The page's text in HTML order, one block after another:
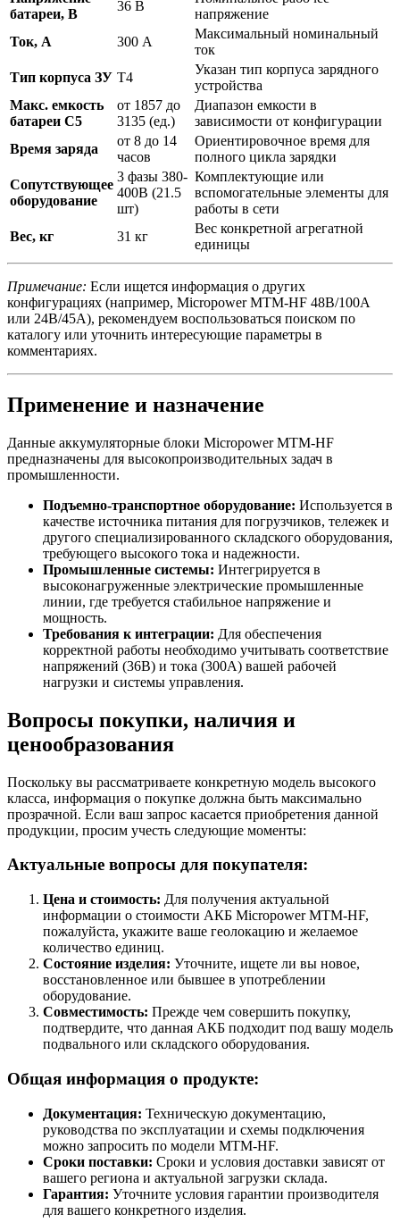
батареи, В
36 В
напряжение
Ток, А
300 А
Максимальный номинальный
ток
Тип корпуса ЗУ T4
Указан тип корпуса зарядного
устройства
Макс. емкость
батареи С5
от 1857 до
3135 (ед.)
Диапазон емкости в
зависимости от конфигурации
Время заряда
от 8 до 14
часов
Ориентировочное время для
полного цикла зарядки
Сопутствующее
оборудование
3 фазы 380-
400В (21.5
шт)
Комплектующие или
вспомогательные элементы для
работы в сети
Вес, кг
31 кг
Вес конкретной агрегатной
единицы
Примечание: Если ищется информация о других
конфигурациях (например, Micropower MTM-HF 48В/100А
или 24В/45А), рекомендуем воспользоваться поиском по
каталогу или уточнить интересующие параметры в
комментариях.
Применение и назначение
Данные аккумуляторные блоки Micropower MTM-HF
предназначены для высокопроизводительных задач в
промышленности.
Подъемно-транспортное оборудование: Используется в
качестве источника питания для погрузчиков, тележек и
другого специализированного складского оборудования,
требующего высокого тока и надежности.
Промышленные системы: Интегрируется в
высоконагруженные электрические промышленные
линии, где требуется стабильное напряжение и
мощность.
Требования к интеграции: Для обеспечения
корректной работы необходимо учитывать соответствие
напряжений (36В) и тока (300А) вашей рабочей
нагрузки и системы управления.
Вопросы покупки, наличия и
ценообразования
Поскольку вы рассматриваете конкретную модель высокого
класса, информация о покупке должна быть максимально
прозрачной. Если ваш запрос касается приобретения данной
продукции, просим учесть следующие моменты:
Актуальные вопросы для покупателя:
Цена и стоимость: Для получения актуальной
информации о стоимости АКБ Micropower MTM-HF,
пожалуйста, укажите ваше геолокацию и желаемое
количество единиц.
Состояние изделия: Уточните, ищете ли вы новое,
восстановленное или бывшее в употреблении
оборудование.
Совместимость: Прежде чем совершить покупку,
подтвердите, что данная АКБ подходит под вашу модель
подвального или складского оборудования.
Общая информация о продукте:
Документация: Техническую документацию,
руководства по эксплуатации и схемы подключения
можно запросить по модели MTM-HF.
Сроки поставки: Сроки и условия доставки зависят от
вашего региона и актуальной загрузки склада.
Гарантия: Уточните условия гарантии производителя
для вашего конкретного изделия.